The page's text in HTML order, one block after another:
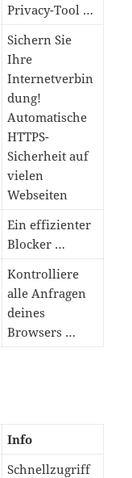
Privacy-Tool …
Sichern Sie
Ihre
Internetverbin
dung!
Automatische
HTTPS-
Sicherheit auf
vielen
Webseiten
Ein effizienter
Blocker …
Kontrolliere
alle Anfragen
deines
Browsers …
Info
Schnellzugriff